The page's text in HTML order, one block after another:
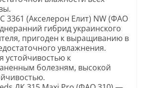
3361 (Акселерон Елит) NW (ФАО
гибрид украинского
пригоден к выращиванию в
увлажнения.
устойчивостью к
болезням, высокой